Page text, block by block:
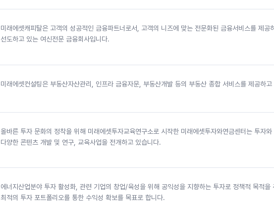
미래에셋캐피탈은 고객의 성공적인 금융파트너로서, 고객의 니즈에 맞는 전문화된 금융서비스를 제공
선도하고 있는 여신전문 금융회사입니다.
미래에셋컨설팅은 부동산자산관리, 인프라 금융자문, 부동산개발 등의 부동산 종합 서비스를 제공하고
올바른 투자 문화의 정착을 위해 미래에셋투자교육연구소로 시작한 미래에셋투자와연금센터는 투자
다양한 콘텐츠 개발 및 연구, 교육사업을 전개하고 있습니다.
에너지산업분야 투자 활성화, 관련 기업의 창업/육성을 위해 공익성을 지향하는 투자로 정책적 목적을
최적의 투자 포트폴리오를 통한 수익성 확보를 목표로 합니다.